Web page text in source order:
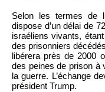
Selon les termes de
dispose d’un délai de
israéliens vivants,
des prisonniers
libérera près de 2000
des peines de prison à
la guerre. L’échange
président Trump.